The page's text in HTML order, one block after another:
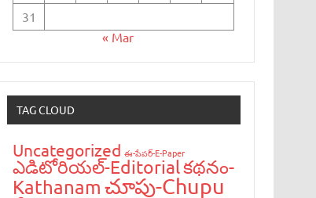
31
« Mar
TAG CLOUD
Uncategorized ఈ-పేప‌ర్-E-Paper
ఎడిటోరియ‌ల్-Editorialక‌థ‌నం-
Kathanam చూపు-Chupu